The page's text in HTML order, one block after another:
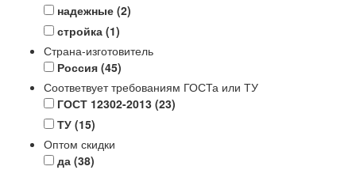
надежные (2)
стройка (1)
Страна-изготовитель
Россия (45)
Соответвует требованиям ГОСТа или ТУ
ГОСТ 12302-2013 (23)
ТУ (15)
Оптом скидки
да (38)